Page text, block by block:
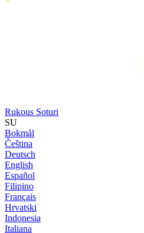
Rukous Soturi
SU
Bokmål
Čeština
Deutsch
English
Español
Filipino
Français
Hrvatski
Indonesia
Italiana